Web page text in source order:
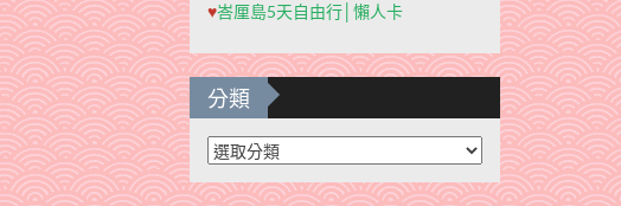
♥峇厘島5天自由行│懶人卡
分類
分
類